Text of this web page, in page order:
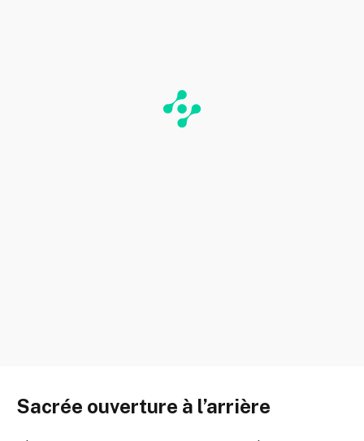
Sacrée ouverture à l’arrière